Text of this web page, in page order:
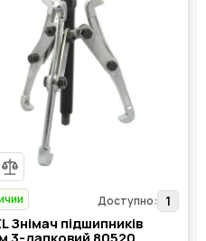
Доступно: 1
Знімач підшипників